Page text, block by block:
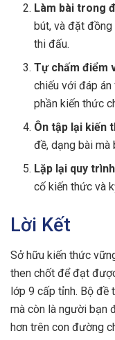
Làm bài trong
bút, và đặt
thi đấu.
Tự chấm điểm
chiếu với đáp
phần kiến thức
Ôn tập lại kiến
đề, dạng bài mà
Lặp lại quy
cố kiến thức và
Lời Kết
Sở hữu kiến thức
then chốt để đạt
lớp 9 cấp tỉnh. Bộ đề
mà còn là người bạn
hơn trên con đường